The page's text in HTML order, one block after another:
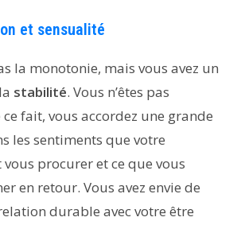
et sensualité
la monotonie, mais vous avez un
stabilité. Vous n’êtes pas
fait, vous accordez une grande
les sentiments que votre
procurer et ce que vous
en retour. Vous avez envie de
durable avec votre être